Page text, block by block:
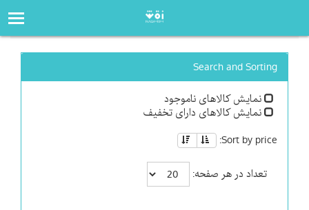
Search and Sorting
نمایش کالاهای ناموجود
نمایش کالاهای دارای تخفیف
Sort by price:
تعداد در هر صفحه: